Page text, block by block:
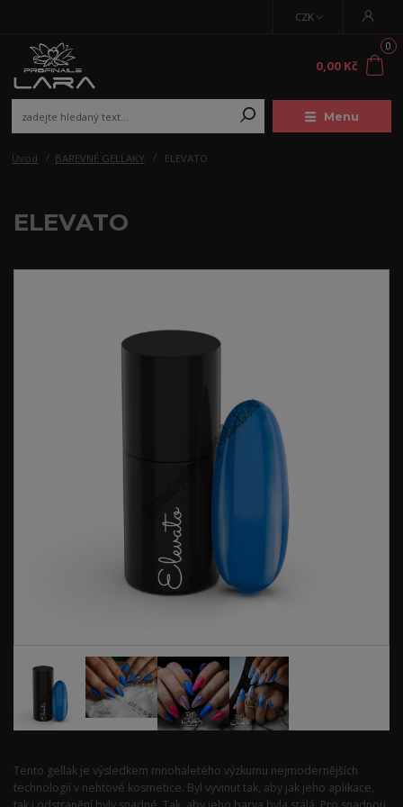
Menu
CZK
0
0,00 Kč
Úvod BAREVNÉ GELLAKY ELEVATO
ELEVATO
Tento gellak je výsledkem mnohaletého výzkumu nejmodernějších
technologií v nehtové kosmetice. Byl vyvinut tak, aby jak jeho aplikace,